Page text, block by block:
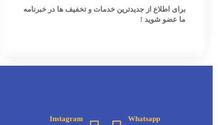
برای اطلاع از جدیدترین خدمات و تخفیف ها در خبرنامه
ما عضو شوید !
Whatsapp
Instagram